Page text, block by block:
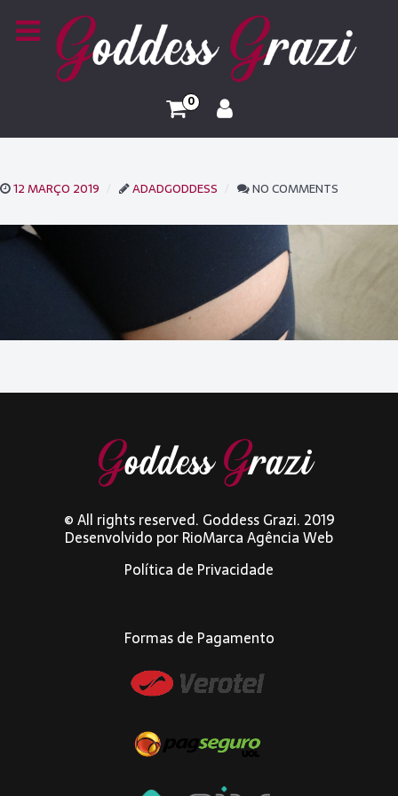
0
12 MARÇO 2019 ADADGODDESS NO COMMENTS
© All rights reserved. Goddess Grazi. 2019
Desenvolvido porRioMarca Agência Web
Política de Privacidade
Formas de Pagamento